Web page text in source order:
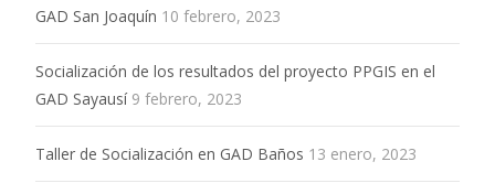
GAD San Joaquín 10 febrero, 2023
Socialización de los resultados del proyecto PPGIS en el
GAD Sayausí 9 febrero, 2023
Taller de Socialización en GAD Baños 13 enero, 2023